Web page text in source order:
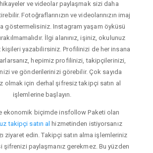
ve videolar paylaşmak sizi daha
Fotoğraflarınızın ve videolarınızın imaj
göstermelisiniz. Instagram yaşam öyküsü
İlgi alanınız, işiniz, okulunuz
yazabilirsiniz. Profilinizi de her insana
hepimiz profilinizi, takipçilerinizi,
ve gönderilerinizi görebilir. Çok sayıda
olmak için derhal şifresiz takipçi satın al
işlemlerine başlayın.
ekonomik biçimde insfollow Paketi olan
takipçi satın al hizmetinden istiyorsanız
ziyaret edin. Takipçi satın alma işlemleriniz
şifrenizi paylaşmanız gerekmez. Bu yüzden